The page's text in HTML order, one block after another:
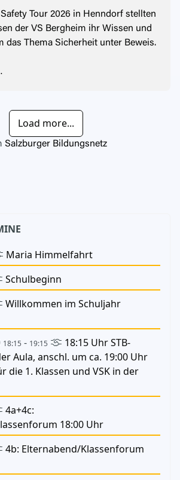
Tour 2026 in Henndorf stellten
der VS Bergheim ihr Wissen und
das Thema Sicherheit unter Beweis.
Load more...
Salzburger Bildungsnetz
Maria Himmelfahrt
Schulbeginn
Willkommen im Schuljahr
18:15 - 19:15
18:15 Uhr STB-
Aula, anschl. um ca. 19:00 Uhr
die 1. Klassen und VSK in der
4a+4c:
18:00 Uhr
4b: Elternabend/Klassenforum